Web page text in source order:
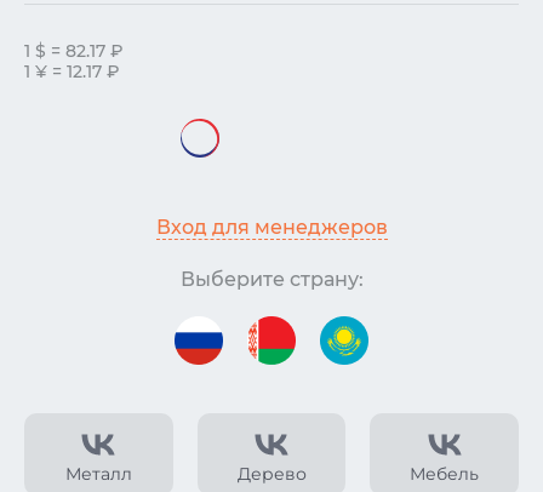
Металл Дерево Мебель
1 $ = 82.17 ₽
1 ¥ = 12.17 ₽
Вход для менеджеров
Выберите страну: